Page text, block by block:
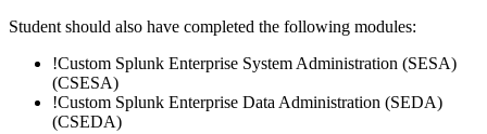
Student should also have completed the following modules:
!Custom Splunk Enterprise System Administration (SESA)
(CSESA)
!Custom Splunk Enterprise Data Administration (SEDA)
(CSEDA)